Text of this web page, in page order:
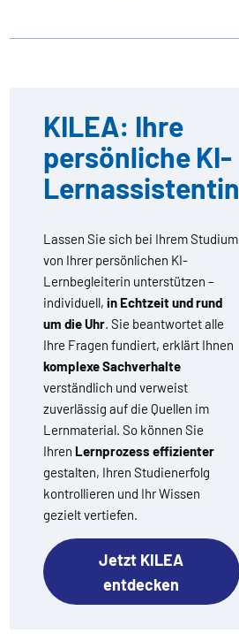
KILEA: Ihre
persönliche KI-
Lernassistentin
Lassen Sie sich bei Ihrem Studium
von Ihrer persönlichen KI-
Lernbegleiterin unterstützen –
individuell, in Echtzeit und rund
um die Uhr. Sie beantwortet alle
Ihre Fragen fundiert, erklärt Ihnen
komplexe Sachverhalte
verständlich und verweist
zuverlässig auf die Quellen im
Lernmaterial. So können Sie
Ihren Lernprozess effizienter
gestalten, Ihren Studienerfolg
kontrollieren und Ihr Wissen
gezielt vertiefen.
Jetzt KILEA
entdecken